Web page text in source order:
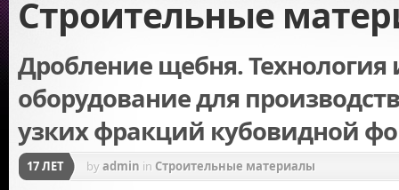
Строительные
Дробление щебня. Технология
оборудование для
узких фракций кубовидной
17 ЛЕТ byadmin in Строительные материалы